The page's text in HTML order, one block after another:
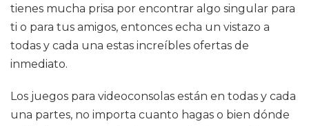
tienes mucha prisa por encontrar algo singular para
ti o para tus amigos, entonces echa un vistazo a
todas y cada una estas increíbles ofertas de
inmediato.
Los juegos para videoconsolas están en todas y cada
una partes, no importa cuanto hagas o bien dónde